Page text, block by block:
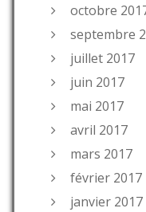
octobre
septembre
juillet 2017
juin 2017
mai 2017
avril 2017
mars 2017
février 2017
janvier 2017